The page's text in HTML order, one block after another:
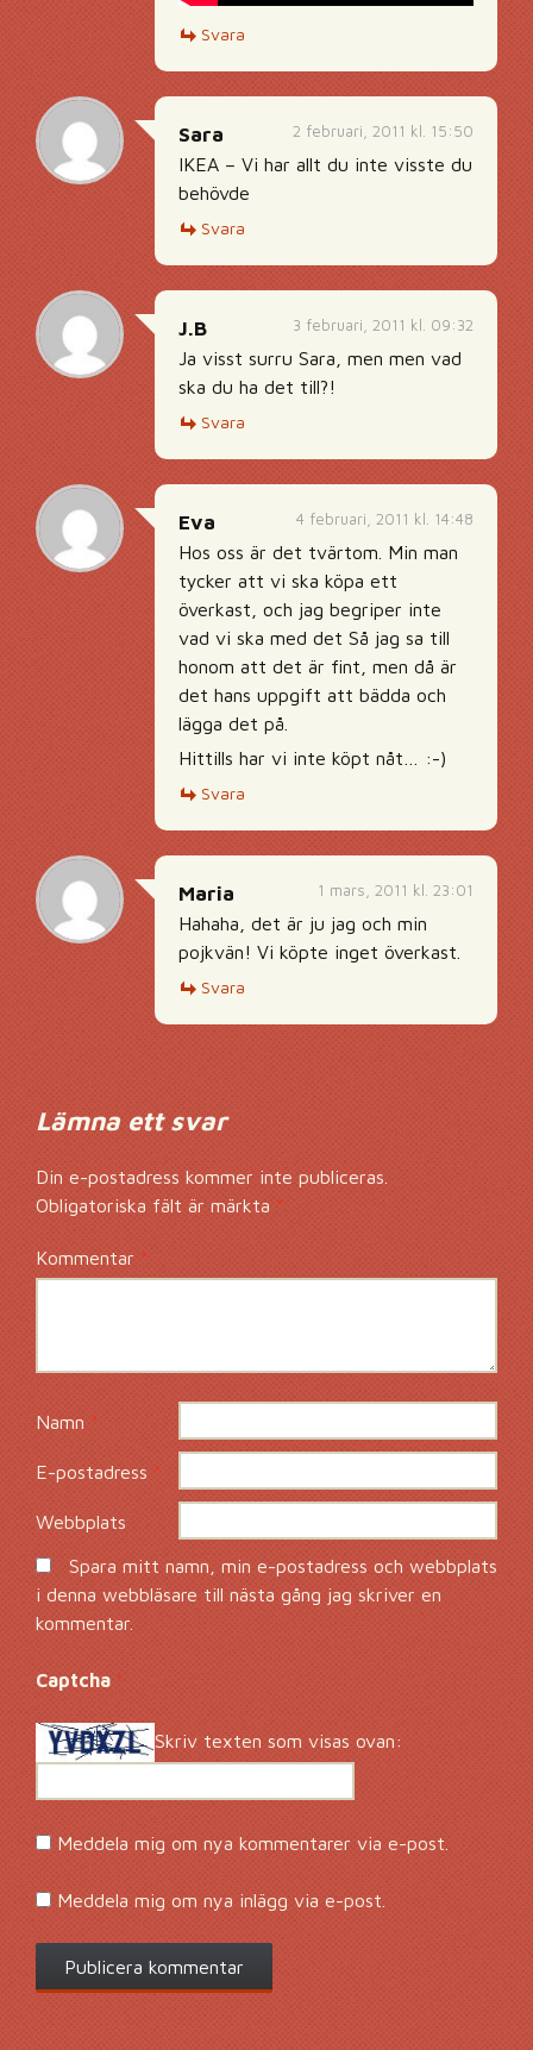
Svara
2 februari, 2011 kl. 15:50
Sara
IKEA – Vi har allt du inte visste du
behövde
Svara
3 februari, 2011 kl. 09:32
J.B
Ja visst surru Sara, men men vad
ska du ha det till?!
Svara
4 februari, 2011 kl. 14:48
Eva
Hos oss är det tvärtom. Min man
tycker att vi ska köpa ett
överkast, och jag begriper inte
vad vi ska med det Så jag sa till
honom att det är fint, men då är
det hans uppgift att bädda och
lägga det på.
Hittills har vi inte köpt nåt… :-)
Svara
1 mars, 2011 kl. 23:01
Maria
Hahaha, det är ju jag och min
pojkvän! Vi köpte inget överkast.
Svara
Lämna ett svar
Din e-postadress kommer inte publiceras.
Obligatoriska fält är märkta*
Kommentar*
Namn*
E-postadress *
Webbplats
Spara mitt namn, min e-postadress och webbplats
i denna webbläsare till nästa gång jag skriver en
kommentar.
Captcha*
Skriv texten som visas ovan:
Meddela mig om nya kommentarer via e-post.
Meddela mig om nya inlägg via e-post.